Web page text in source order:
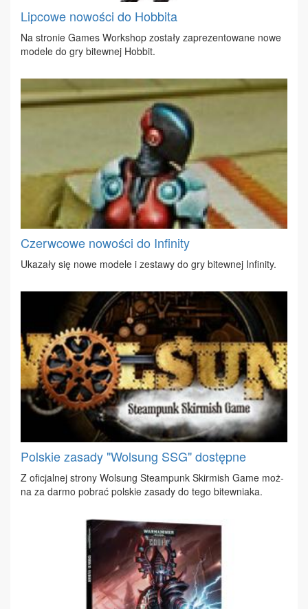
Lipcowe nowości do Hobbita
Na stro­nie Ga­mes Work­shop zo­sta­ły za­pre­zen­to­wa­ne no­we
mo­de­le do gry bi­tew­nej Hob­bit.
Czerwcowe nowości do Infinity
Uka­za­ły się no­we mo­de­le i ze­sta­wy do gry bi­tew­nej In­fi­ni­ty.
Polskie zasady "Wolsung SSG" dostępne
Z ofi­cjal­nej stro­ny Wol­sung Ste­am­punk Skir­mish Ga­me moż­
na za dar­mo po­brać pol­skie za­sa­dy do te­go bi­tew­nia­ka.